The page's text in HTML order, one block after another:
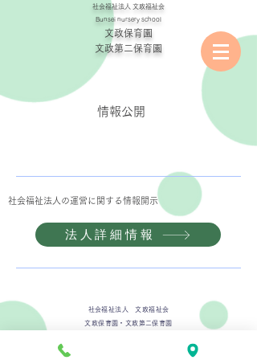
社会福祉法人
文政福祉会
Bunsei nursery school
文政保育園
​文政第二保育園
情報公開
社会福祉法人の運営に関する情報開示
法人詳細情報
社会福祉法人 文政福祉会
文政保育園・文政第二保育園